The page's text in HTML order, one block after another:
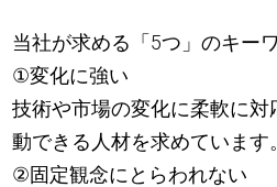
当社が求める「5つ」のキー
①変化に強い
技術や市場の変化に柔軟に
動できる人材を求めています。
②固定観念にとらわれない